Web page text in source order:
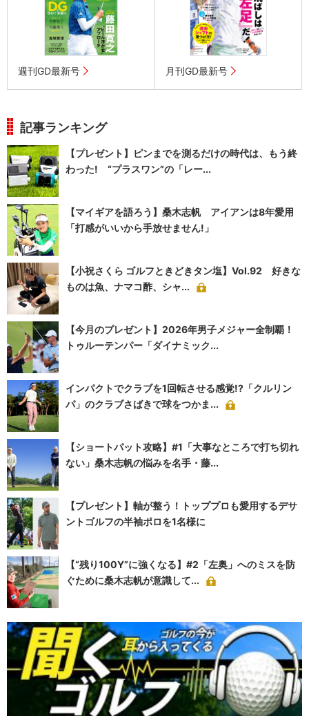
週刊GD最新号 月刊GD最新号
記事ランキング
【プレゼント】ピンまでを測るだけの時代は、もう終
わった! “プラスワン”の「レー...
【マイギアを語ろう】桑木志帆 アイアンは8年愛用
「打感がいいから手放せません!」
【小祝さくら ゴルフときどきタン塩】Vol.92 好きな
ものは魚、ナマコ酢、シャ...
【今月のプレゼント】2026年男子メジャー全制覇！
トゥルーテンパー「ダイナミック...
インパクトでクラブを1回転させる感覚!?「クルリン
パ」のクラブさばきで球をつかま...
【ショートパット攻略】#1「大事なところで打ち切れ
ない」桑木志帆の悩みを名手・藤...
【プレゼント】軸が整う！トッププロも愛用するデサ
ントゴルフの半袖ポロを1名様に
【“残り100Y”に強くなる】#2「左奥」へのミスを防
ぐために桑木志帆が意識して...